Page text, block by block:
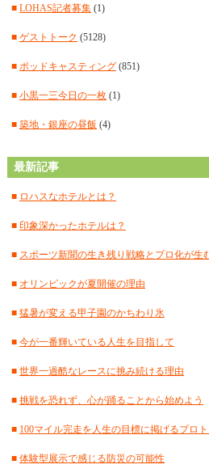
■ 2025年1月(12)
■ 2024年12月(14)
■ 2024年11月 (14)
■ 2024年10月(11)
■ 2024年9月(12)
■2024年7月(18)
■ LOHAS記者募集(1)
■ ゲストトーク (5128)
■ ポッドキャスティング(851)
■ 小黒一三今日の一枚(1)
■ 築地・銀座の昼飯 (4)
最新記事
■ ロハスなホテルとは？
■ 印象深かったホテルは？
■ スポーツ新聞の生き残り戦略とプロ化が生
■ オリンピックが夏開催の理由
■ 猛暑が変える甲子園のかちわり氷
■ 今が一番輝いている人生を目指して
■ 世界一過酷なレースに挑み続ける理由
■ 挑戦を恐れず、心が踊ることから始めよう
■ 100マイル完走を人生の目標に掲げるプロ
■ 体験型展示で感じる防災の可能性